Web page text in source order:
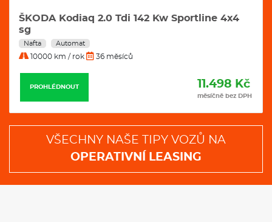
ŠKODA Kodiaq 2.0 Tdi 142 Kw Sportline 4x4
sg
Nafta Automat
10000 km / rok 36 měsíců
PROHLÉDNOUT 11.498 Kč
měsíčně bez DPH
VŠECHNY NAŠE TIPY VOZŮ NA
OPERATIVNÍ LEASING